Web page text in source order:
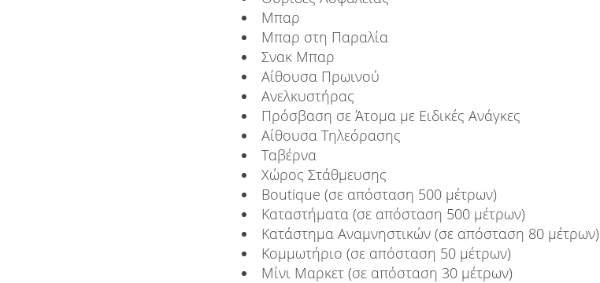
Μπαρ
Μπαρ στη Παραλία
Σνακ Μπαρ
Αίθουσα Πρωινού
Ανελκυστήρας
Πρόσβαση σε Άτομα με Ειδικές Ανάγκες
Αίθουσα Τηλεόρασης
Ταβέρνα
Χώρος Στάθμευσης
Boutique (σε απόσταση 500 μέτρων)
Καταστήματα (σε απόσταση 500 μέτρων)
Κατάστημα Αναμνηστικών (σε απόσταση 80 μέτρων)
Κομμωτήριο (σε απόσταση 50 μέτρων)
Μίνι Μαρκετ (σε απόσταση 30 μέτρων)